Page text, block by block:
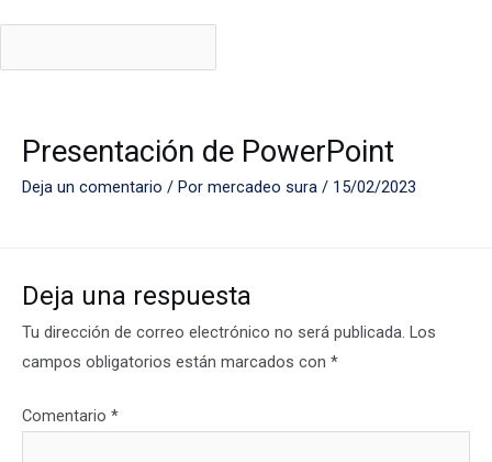
Presentación de PowerPoint
Deja un comentario / Por mercadeo sura / 15/02/2023
Deja una respuesta
Tu dirección de correo electrónico no será publicada. Los
campos obligatorios están marcados con *
Comentario *